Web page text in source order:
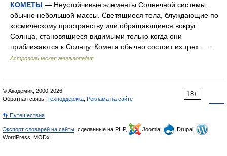
КОМЕТЫ — Неустойчивые элементы Солнечной системы,
обычно небольшой массы. Светящиеся тела, блуждающие по
космическому пространству или обращающиеся вокруг
Солнца, становящиеся видимыми только когда они
приближаются к Солнцу. Комета обычно состоит из трех… …
Астрологическая энциклопедия
18+
© Академик, 2000-2026
Обратная связь: Техподдержка Реклама на сайте
👣 Путешествия
Экспорт словарей на сайты , сделанные на PHP, Joomla,
Drupal,
WordPress, MODx.